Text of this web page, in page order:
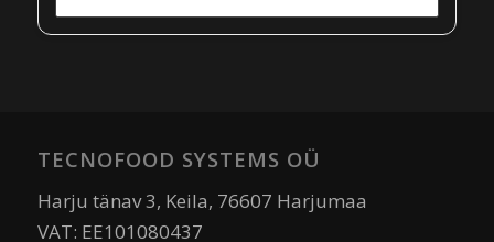
TECNOFOOD SYSTEMS OÜ
Harju tänav 3, Keila, 76607 Harjumaa
VAT: EE101080437